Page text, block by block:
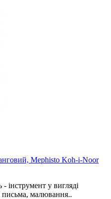
Mephisto Koh-i-Noor
інструмент у вигляді
письма, малювання..